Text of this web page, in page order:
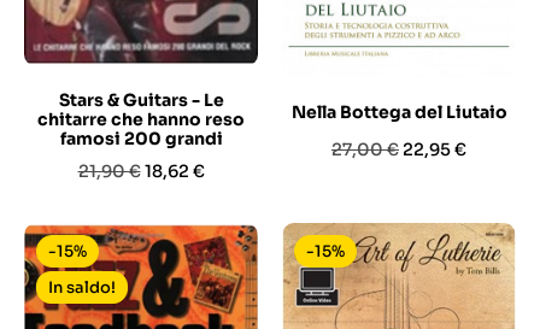
Stars & Guitars - Le
chitarre che hanno reso
famosi 200 grandi
Prezzo
21,90 €Prezzo
18,62 €
Nella Bottega del Liutaio
Prezzo
27,00 € Prezzo
22,95 €
-15%
In saldo!
-15%